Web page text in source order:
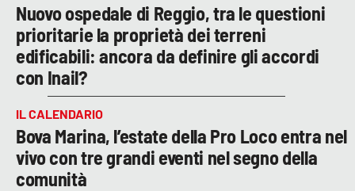
Nuovo ospedale di Reggio, tra le questioni
prioritarie la proprietà dei terreni
edificabili: ancora da definire gli accordi
con Inail?
IL CALENDARIO
Bova Marina, l’estate della Pro Loco entra nel
vivo con tre grandi eventi nel segno della
comunità